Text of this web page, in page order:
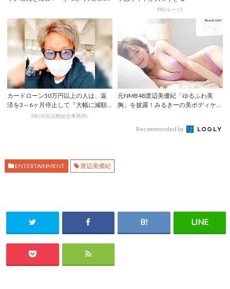
PR(ルーツ)
カードローン50万円以上の人は、返
済を3～6ヶ月停止して『大幅に減額
してから返済...PR(渋谷法務総合事務所)
元NMB48渡辺美優紀「ゆるふわ美
胸」を披露！みるきーの美ボディケア
Recommended by
ENTERTAINMENT 渡辺美優紀